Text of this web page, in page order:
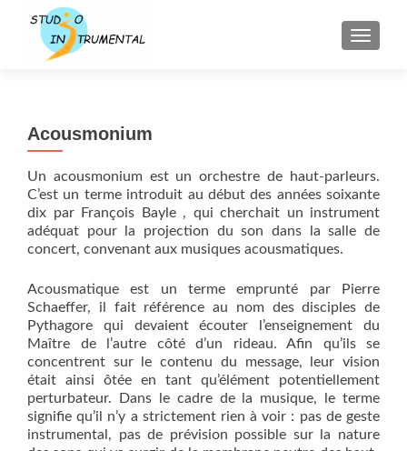
Acousmonium
Un acousmonium est un orchestre de haut-parleurs.
C’est un terme introduit au début des années soixante
dix par François Bayle , qui cherchait un instrument
adéquat pour la projection du son dans la salle de
concert, convenant aux musiques acousmatiques.
Acousmatique est un terme emprunté par Pierre
Schaeffer, il fait référence au nom des disciples de
Pythagore qui devaient écouter l’enseignement du
Maître de l’autre côté d’un rideau. Afin qu’ils se
concentrent sur le contenu du message, leur vision
était ainsi ôtée en tant qu’élément potentiellement
perturbateur. Dans le cadre de la musique, le terme
signifie qu’il n’y a strictement rien à voir : pas de geste
instrumental, pas de prévision possible sur la nature